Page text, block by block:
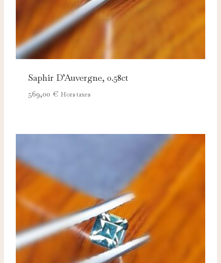
Saphir D’Auvergne, 0.58ct
569,00 € Hors taxes
du site et ne peuvent pas être désactivés.
Analytics
Ces cookies nous permettent de mesurer l'audience et
d'améliorer nos contenus (Google Analytics, Matomo…).
Marketing
Ces cookies servent à vous proposer des publicités
adaptées à vos centres d'intérêt.